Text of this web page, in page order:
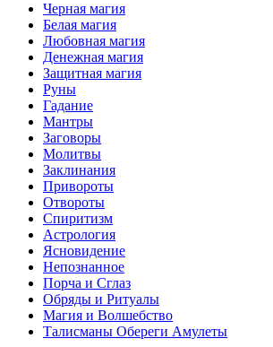
Черная магия
Белая магия
Любовная магия
Денежная магия
Защитная магия
Руны
Гадание
Мантры
Заговоры
Молитвы
Заклинания
Привороты
Отвороты
Спиритизм
Астрология
Ясновидение
Непознанное
Порча и Сглаз
Обряды и Ритуалы
Магия и Волшебство
Талисманы Обереги Амулеты